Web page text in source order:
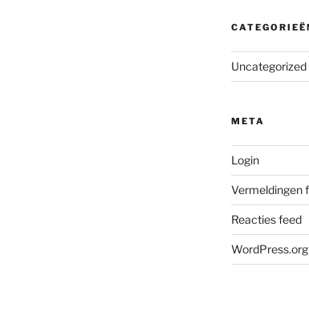
Uncategorized
META
Login
Vermeldingen
Reacties feed
WordPress.org